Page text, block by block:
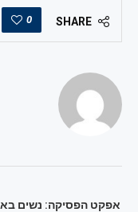
SHARE
0
אפקט הפסיקה: נשים